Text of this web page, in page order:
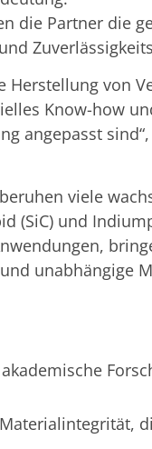
die Partner die
Herstellung von
Know-how
angepasst
viele
(SiC) und
unabhängige